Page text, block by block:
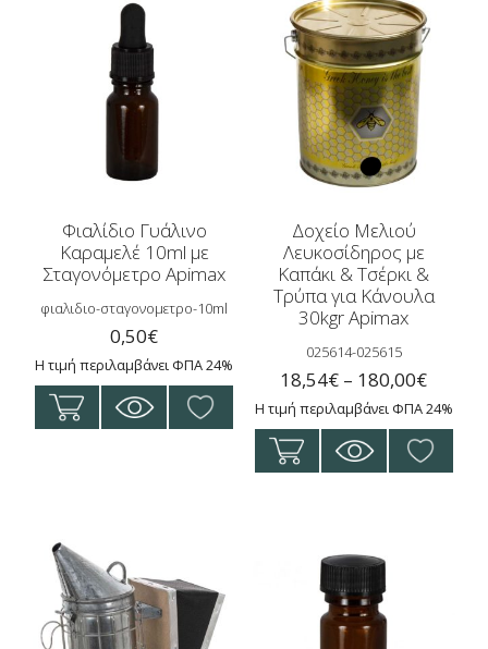
Φιαλίδιο Γυάλινο
Καραμελέ 10ml με
Σταγονόμετρο Apimax
φιαλιδιο-σταγονομετρο-10ml
0,50€
Η τιμή περιλαμβάνει ΦΠΑ 24%
Δοχείο Μελιού
Λευκοσίδηρος με
Καπάκι & Τσέρκι &
Τρύπα για Κάνουλα
30kgr Apimax
025614-025615
18,54€ – 180,00€Price
range:
18,54€
Η τιμή περιλαμβάνει ΦΠΑ 24%
Αυτό
το